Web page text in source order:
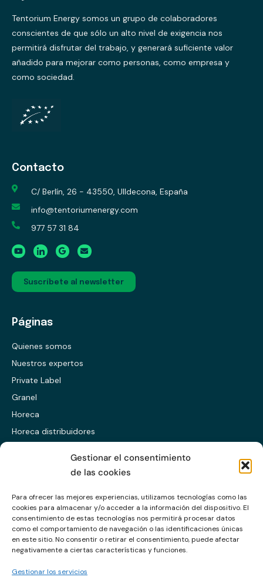
Gestionar el consentimiento
de las cookies
Para ofrecer las mejores experiencias, utilizamos tecnologías como las
cookies para almacenar y/o acceder a la información del dispositivo. El
consentimiento de estas tecnologías nos permitirá procesar datos
como el comportamiento de navegación o las identificaciones únicas
en este sitio. No consentir o retirar el consentimiento, puede afectar
negativamente a ciertas características y funciones.
Gestionar los servicios
Tentorium Energy somos un grupo de colaboradores
conscientes de que sólo un alto nivel de exigencia nos
permitirá disfrutar del trabajo, y generará suficiente valor
añadido para mejorar como personas, como empresa y
como sociedad.
Contacto
C/ Berlín, 26 - 43550, Ulldecona, España
info@tentoriumenergy.com
977 57 31 84
Suscríbete al newsletter
Páginas
Quienes somos
Nuestros expertos
Private Label
Granel
Horeca
Horeca distribuidores
Enlaces
Política de calidad